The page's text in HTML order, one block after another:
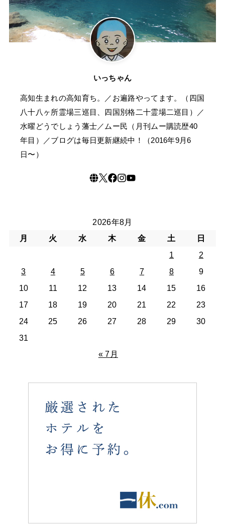
いっちゃん
高知生まれの高知育ち。／お遍路やってます。（四国
八十八ヶ所霊場三巡目、四国別格二十霊場二巡目）／
水曜どうでしょう藩士／ムー民（月刊ムー購読歴40
年目）／ブログは毎日更新継続中！（2016年9月6
日〜）
2026年8月
月
火 水 木 金 土
日
1
2
3
4 5 6 7 8
9
10
11 12 13 14 15
16
17
18 19 20 21 22
23
24
25 26 27 28 29
30
31
« 7月